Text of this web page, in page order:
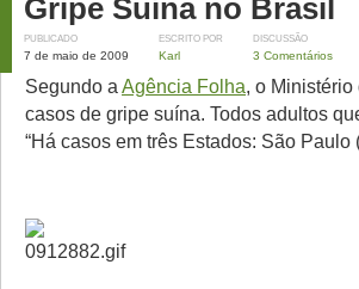
Gripe Suína no Brasil
PUBLICADO
7 de maio de 2009
ESCRITO POR
Karl
DISCUSSÃO
3 Comentários
Segundo a Agência Folha, o
casos de gripe suína. Todos adultos
“Há casos em três Estados: São Paulo